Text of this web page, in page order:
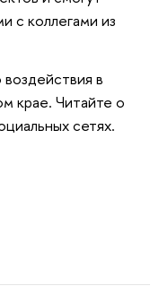
с коллегами из
в
крае. Читайте о
сетях.